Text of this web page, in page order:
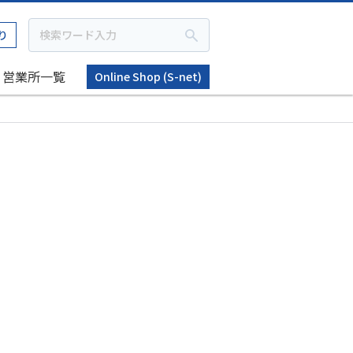
営業所一覧
Online Shop (S-net)